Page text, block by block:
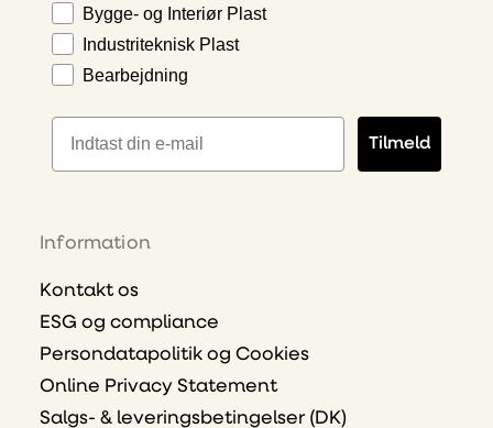
Bygge- og Interiør Plast
Industriteknisk Plast
Bearbejdning
E-mailadresse
Tilmeld
Information
Kontakt os
ESG og compliance
Persondatapolitik og Cookies
Online Privacy Statement
Salgs- & leveringsbetingelser (DK)